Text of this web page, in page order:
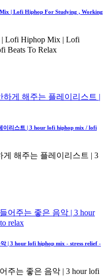
| Lofi Hiphop For Studying , Working
Lofi Hiphop Mix | Lofi
Beats To Relax
이리스트 | 3 hour lofi hiphop mix / lofi
해주는 플레이리스트 | 3
| 3 hour lofi hiphop mix - stress relief -
주는 좋은 음악 | 3 hour lofi